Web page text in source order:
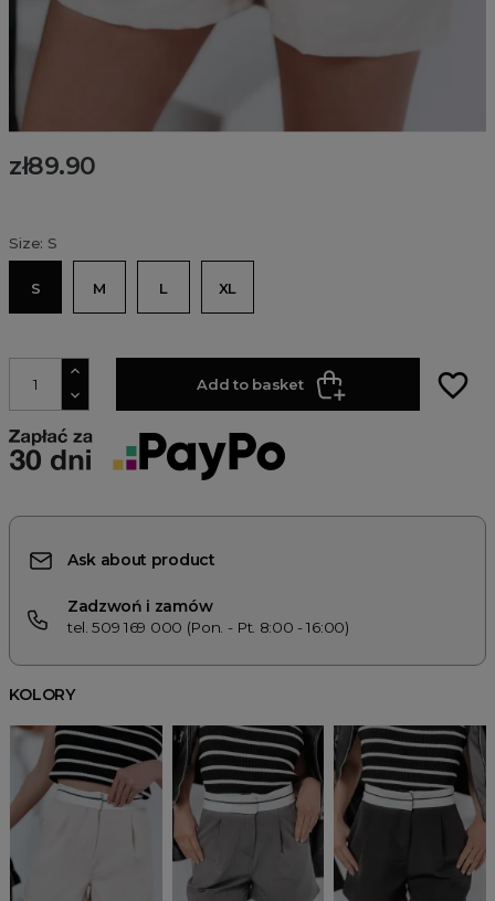
zł89.90
Size: S
S M L XL
Add to basket favorite_border
Ask about product
Zadzwoń i zamów
tel. 509 169 000 (Pon. - Pt. 8:00 - 16:00)
KOLORY